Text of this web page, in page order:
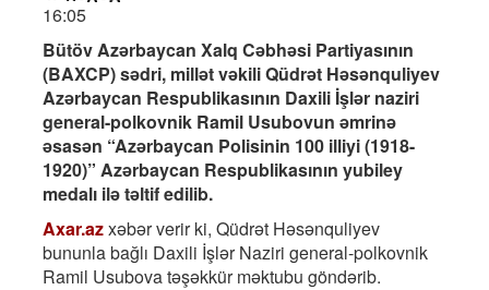
16:05
Bütöv Azərbaycan Xalq Cəbhəsi Partiyasının
(BAXCP) sədri, millət vəkili Qüdrət Həsənquliyev
Azərbaycan Respublikasının Daxili İşlər naziri
general-polkovnik Ramil Usubovun əmrinə
əsasən “Azərbaycan Polisinin 100 illiyi (1918-
1920)” Azərbaycan Respublikasının yubiley
medalı ilə təltif edilib.
Axar.azxəbər verir ki, Qüdrət Həsənquliyev
bununla bağlı Daxili İşlər Naziri general-polkovnik
Ramil Usubova təşəkkür məktubu göndərib.